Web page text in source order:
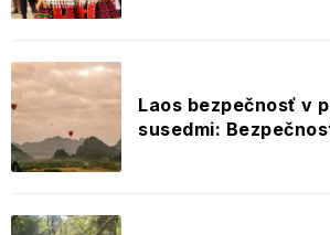
Laos bezpečnosť v
susedmi: